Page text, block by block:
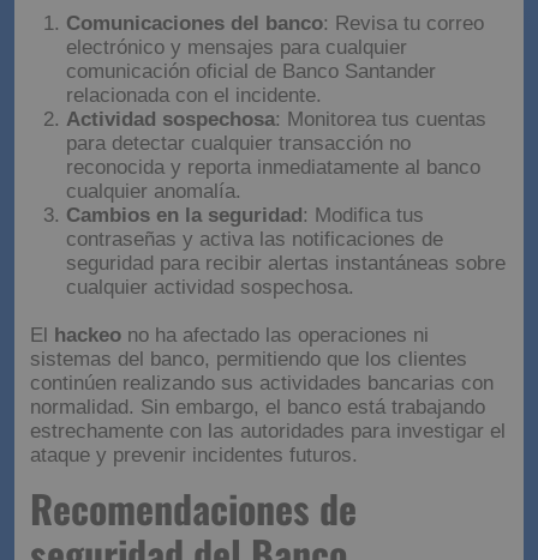
Comunicaciones del banco: Revisa tu correo
electrónico y mensajes para cualquier
comunicación oficial de Banco Santander
relacionada con el incidente.
Actividad sospechosa: Monitorea tus cuentas
para detectar cualquier transacción no
reconocida y reporta inmediatamente al banco
cualquier anomalía.
Cambios en la seguridad : Modifica tus
contraseñas y activa las notificaciones de
seguridad para recibir alertas instantáneas sobre
cualquier actividad sospechosa.
El hackeo no ha afectado las operaciones ni
sistemas del banco, permitiendo que los clientes
continúen realizando sus actividades bancarias con
normalidad. Sin embargo, el banco está trabajando
estrechamente con las autoridades para investigar el
ataque y prevenir incidentes futuros.
Recomendaciones de